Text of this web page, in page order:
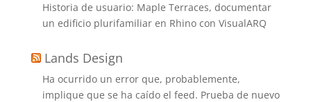
Historia de usuario: Maple Terraces, documentar
un edificio plurifamiliar en Rhino con VisualARQ
Lands Design
Ha ocurrido un error que, probablemente,
implique que se ha caído el feed. Prueba de nuevo